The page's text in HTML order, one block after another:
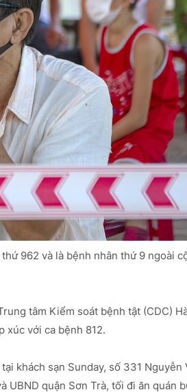
962 và là bệnh nhân thứ 9 ngoài
tâm Kiểm soát bệnh tật (CDC)
xúc với ca bệnh 812.
khách sạn Sunday, số 331 Nguyễn
UBND quận Sơn Trà, tối đi ăn quán